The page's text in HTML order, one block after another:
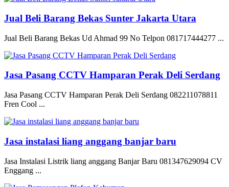
Jual Beli Barang Bekas Sunter Jakarta Utara
Jual Beli Barang Bekas Ud Ahmad 99 No Telpon 081717444277 ...
Jasa Pasang CCTV Hamparan Perak Deli Serdang
Jasa Pasang CCTV Hamparan Perak Deli Serdang 082211078811
Fren Cool ...
Jasa instalasi liang anggang banjar baru
Jasa Instalasi Listrik liang anggang Banjar Baru 081347629094 CV
Enggang ...